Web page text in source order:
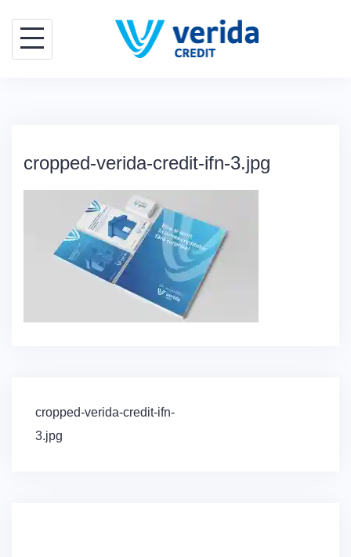
content
cropped-verida-credit-ifn-3.jpg
Navigare
în
articole
cropped-verida-credit-ifn-
3.jpg